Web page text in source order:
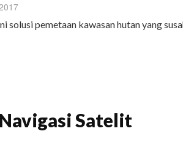
solusi pemetaan kawasan hutan yang
Satelit